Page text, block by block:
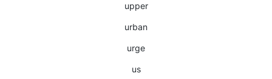
upper
urban
urge
us